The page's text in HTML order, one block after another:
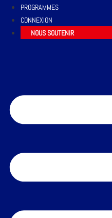
PROGRAMMES
CONNEXION
NOUS SOUTENIR